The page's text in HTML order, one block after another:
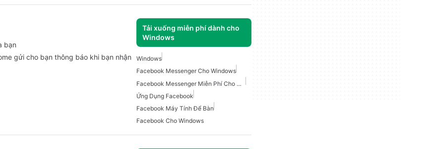
bạn
Tải xuống miễn phí dành cho
Windows
gửi cho bạn thông báo khi bạn nhận
Windows
Facebook Messenger Cho Windows
Facebook Messenger Miễn Phí Cho Windows
Ứng Dụng Facebook
Facebook Máy Tính Để Bàn
Facebook Cho Windows